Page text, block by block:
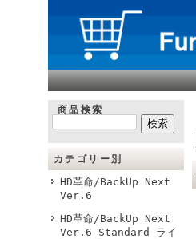
商品検索
カテゴリー別
HD革命/BackUp Next
Ver.6
HD革命/BackUp Next
Ver.6 Standard ライ